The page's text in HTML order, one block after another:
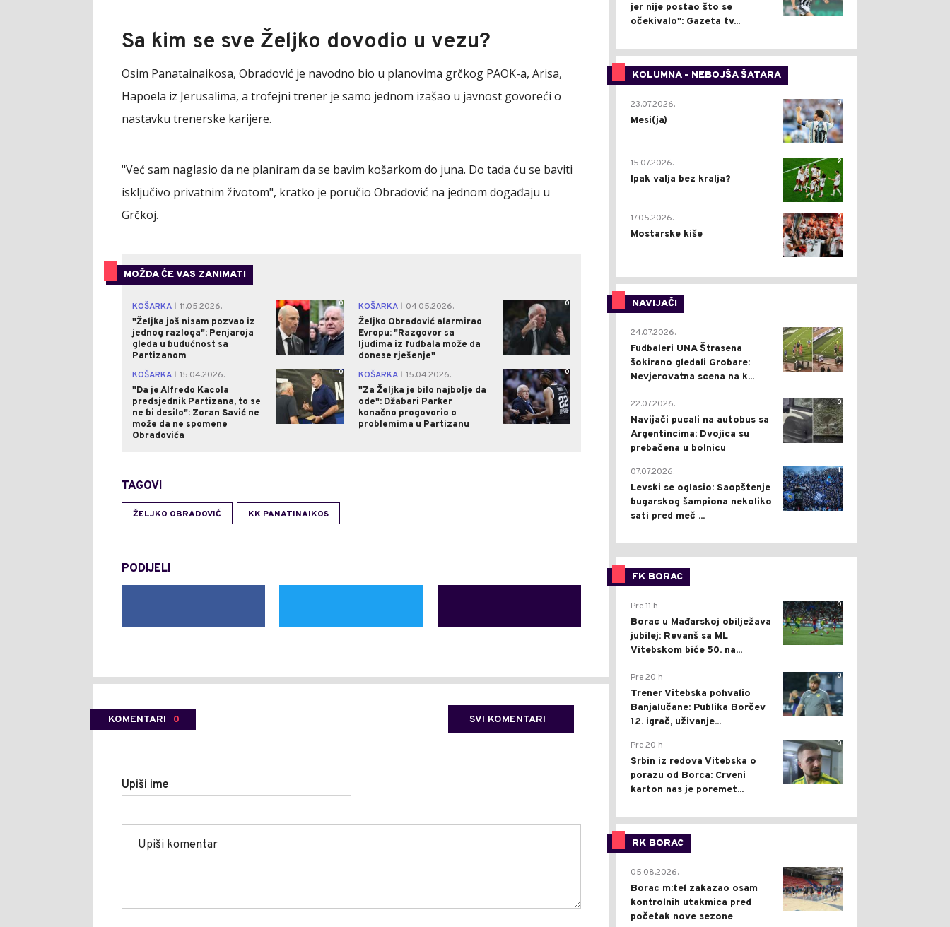
Sa kim se sve Željko dovodio u vezu?
Osim Panatainaikosa, Obradović je navodno bio u planovima grčkog PAOK-a, Arisa,
Hapoela iz Jerusalima, a trofejni trener je samo jednom izašao u javnost govoreći o
nastavku trenerske karijere.
"Već sam naglasio da ne planiram da se bavim košarkom do juna. Do tada ću se baviti
isključivo privatnim životom", kratko je poručio Obradović na jednom događaju u
Grčkoj.
MOŽDA ĆE VAS ZANIMATI
KOŠARKA
11.05.2026.
"Željka još nisam pozvao iz
jednog razloga": Penjaroja
gleda u budućnost sa
Partizanom
0 KOŠARKA
04.05.2026.
Željko Obradović alarmirao
Evropu: "Razgovor sa
ljudima iz fudbala može da
donese rješenje"
0
KOŠARKA
15.04.2026.
"Da je Alfredo Kacola
predsjednik Partizana, to se
ne bi desilo": Zoran Savić ne
može da ne spomene
Obradovića
0 KOŠARKA
15.04.2026.
"Za Željka je bilo najbolje da
ode": Džabari Parker
konačno progovorio o
problemima u Partizanu
0
TAGOVI
ŽELJKO OBRADOVIĆ KK PANATINAIKOS
PODIJELI
KOMENTARI 0 SVI KOMENTARI
Upiši ime
jer nije postao što se
očekivalo": Gazeta tv...
KOLUMNA - NEBOJŠA ŠATARA
0
23.07.2026.
Mesi(ja)
2
15.07.2026.
Ipak valja bez kralja?
0
17.05.2026.
Mostarske kiše
NAVIJAČI
0
24.07.2026.
Fudbaleri UNA Štrasena
šokirano gledali Grobare:
Nevjerovatna scena na k...
0
22.07.2026.
Navijači pucali na autobus sa
Argentincima: Dvojica su
prebačena u bolnicu
1
07.07.2026.
Levski se oglasio: Saopštenje
bugarskog šampiona nekoliko
sati pred meč ...
FK BORAC
0
Pre 11 h
Borac u Mađarskoj obilježava
jubilej: Revanš sa ML
Vitebskom biće 50. na...
0
Pre 20 h
Trener Vitebska pohvalio
Banjalučane: Publika Borčev
12. igrač, uživanje...
0
Pre 20 h
Srbin iz redova Vitebska o
porazu od Borca: Crveni
karton nas je poremet...
RK BORAC
0
05.08.2026.
Borac m:tel zakazao osam
kontrolnih utakmica pred
početak nove sezone